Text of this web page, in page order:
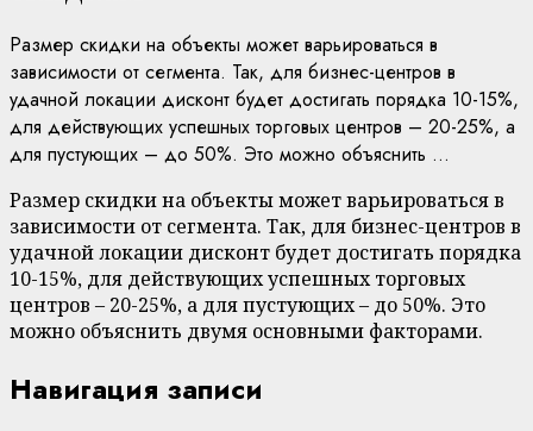
Размер скидки на объекты может варьироваться в
зависимости от сегмента. Так, для бизнес-центров в
удачной локации дисконт будет достигать порядка 10-15%,
для действующих успешных торговых центров – 20-25%, а
для пустующих – до 50%. Это можно объяснить ...
Размер скидки на объекты может варьироваться в
зависимости от сегмента. Так, для бизнес-центров в
удачной локации дисконт будет достигать порядка
10-15%, для действующих успешных торговых
центров – 20-25%, а для пустующих – до 50%. Это
можно объяснить двумя основными факторами.
Навигация записи